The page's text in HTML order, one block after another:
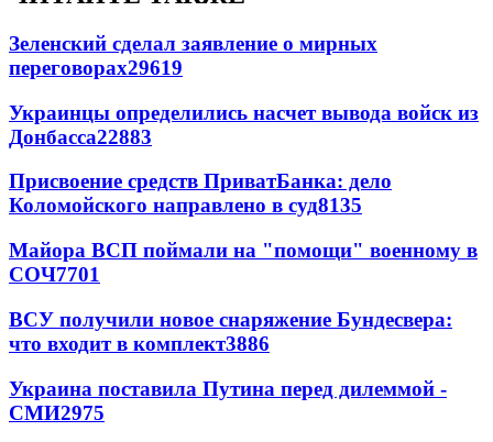
Зеленский сделал заявление о мирных
переговорах29619
Украинцы определились насчет вывода войск из
Донбасса22883
Присвоение средств ПриватБанка: дело
Коломойского направлено в суд8135
Майора ВСП поймали на "помощи" военному в
СОЧ7701
ВСУ получили новое снаряжение Бундесвера:
что входит в комплект3886
Украина поставила Путина перед дилеммой -
СМИ2975